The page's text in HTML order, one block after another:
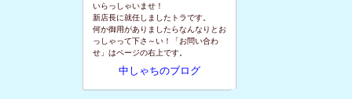
いらっしゃいませ！
新店長に就任しましたトラです。
何か御用がありましたらなんなりとお
っしゃって下さ～い！「お問い合わ
せ」はページの右上です。
中しゃちのブログ